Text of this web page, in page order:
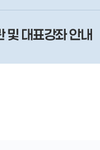
및 대표강좌 안내